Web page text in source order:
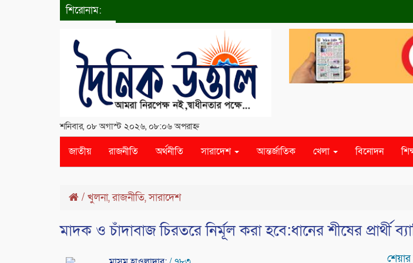
শিরোনাম:
শনিবার, ০৮ অগাস্ট ২০২৬, ০৮:০৬ অপরাহ্ন
জাতীয় রাজনীতি অর্থনীতি সারাদেশ আন্তর্জাতিক খেলা বিনোদন
/ খুলনা,রাজনীতি,সারাদেশ
মাদক ও চাঁদাবাজ চিরতরে নির্মূল করা হবে:ধানের শীষের প্রার্থী